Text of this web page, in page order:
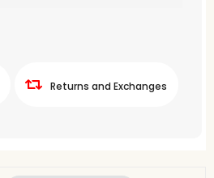
Returns and Exchanges